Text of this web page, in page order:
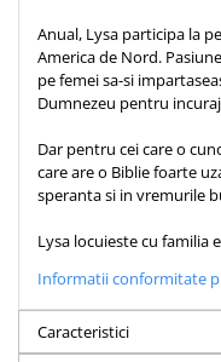
Anual, Lysa participa la
America de Nord.
pe femei sa-si
Dumnezeu pentru
Dar pentru cei care o
care are o Biblie foarte
speranta si in vremurile
Lysa locuieste cu familia
Informatii conformitate
Caracteristici